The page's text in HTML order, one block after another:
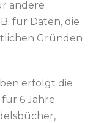
andere
für Daten, die
Gründen
erfolgt die
6 Jahre